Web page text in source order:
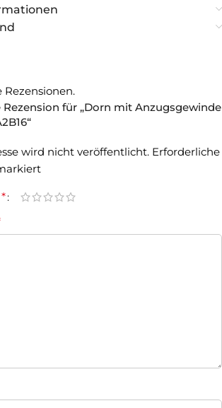
Rezension für „Dorn mit Anzugsgewinde
wird nicht veröffentlicht. Erforderliche
*